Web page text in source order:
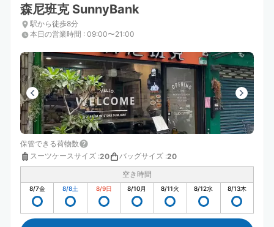
森尼班克 SunnyBank
駅から徒歩8分
本日の営業時間 : 09:00〜21:00
保管できる荷物数
スーツケースサイズ :20 バッグサイズ :20
空き時間
8/7金 8/8土 8/9日 8/10月 8/11火 8/12水 8/13木